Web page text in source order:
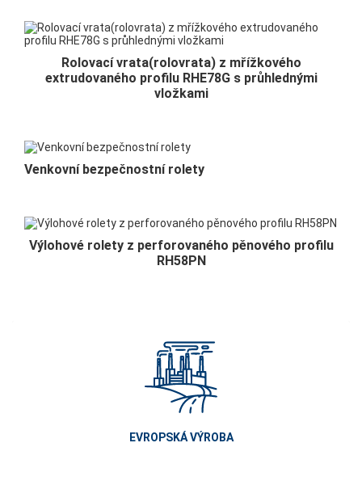
Rolovací vrata(rolovrata) z mřížkového
extrudovaného profilu RHE78G s průhlednými
vložkami
Venkovní bezpečnostní rolety
Výlohové rolety z perforovaného pěnového profilu
RH58PN
EVROPSKÁ VÝROBA